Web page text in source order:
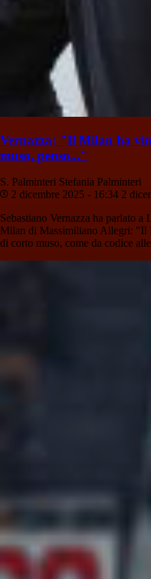
Vernazza: "Il Milan ha
muso, penso..."
S. Palminteri Stefania Palminteri
2 dicembre 2025 - 16:34 2
Sebastiano Vernazza ha parlato
Milan di Massimiliano Allegri: "Il
di corto muso, come da codice